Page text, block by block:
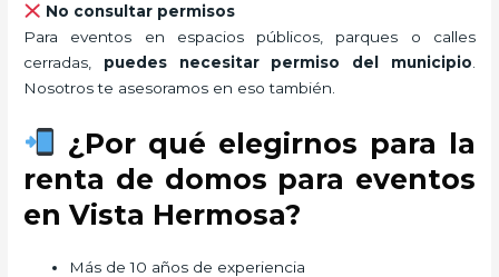
No consultar permisos
Para eventos en espacios públicos, parques o calles
cerradas, puedes necesitar permiso del municipio
Nosotros te asesoramos en eso también.
¿Por qué elegirnos para la
renta de domos para eventos
en Vista Hermosa?
Más de 10 años de experiencia